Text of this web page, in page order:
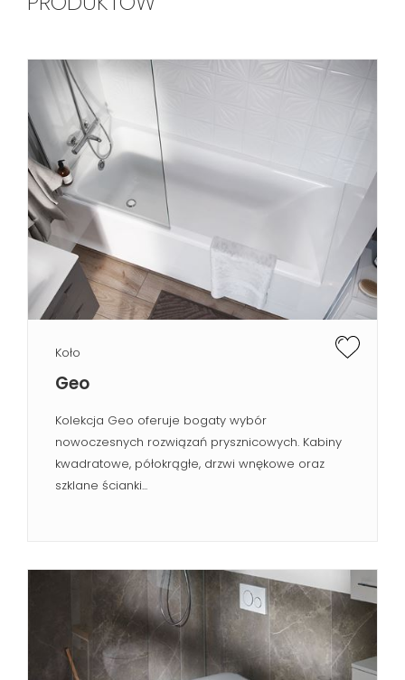
Koło
Geo
Kolekcja Geo oferuje bogaty wybór
nowoczesnych rozwiązań prysznicowych. Kabiny
kwadratowe, półokrągłe, drzwi wnękowe oraz
szklane ścianki...